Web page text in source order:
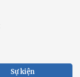
Sự kiện